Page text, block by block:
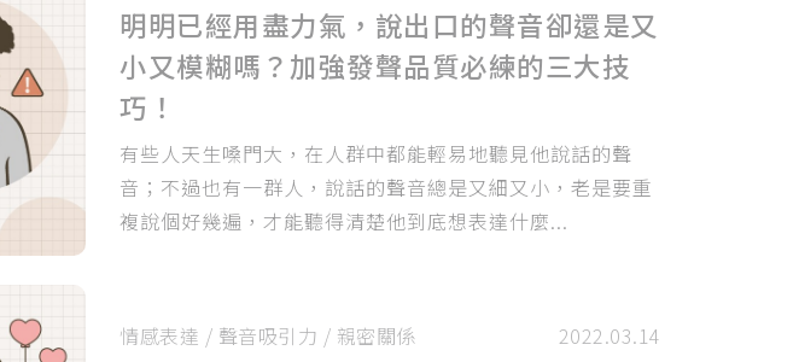
明明已經用盡力氣，說出口的聲音卻還是又
小又模糊嗎？加強發聲品質必練的三大技
巧！
有些人天生嗓門大，在人群中都能輕易地聽見他說話的聲
音；不過也有一群人，說話的聲音總是又細又小，老是要重
複說個好幾遍，才能聽得清楚他到底想表達什麼...
情感表達 / 聲音吸引力 / 親密關係 2022.03.14